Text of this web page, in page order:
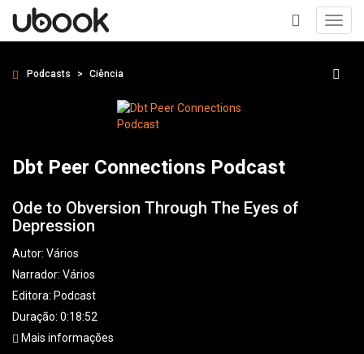
+
Podcasts Ciência
Dbt Peer Connections Podcast
Ode to Obversion Through The Eyes of
Depression
Autor: Vários
Narrador: Vários
Editora: Podcast
Duração: 0:18:52
Mais informações